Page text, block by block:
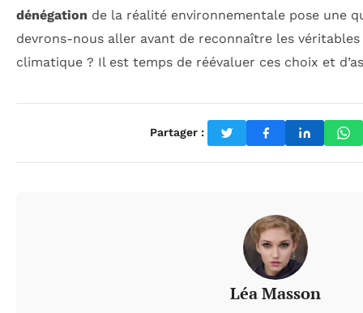
dénégation de la réalité environnementale pose une
devrons-nous aller avant de reconnaître les véritables
climatique ? Il est temps de réévaluer ces choix et
Partager :
Léa Masson